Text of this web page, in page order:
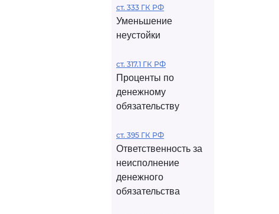
ст. 333 ГК РФ
Уменьшение
неустойки
ст. 317.1 ГК РФ
Проценты по
денежному
обязательству
ст. 395 ГК РФ
Ответственность за
неисполнение
денежного
обязательства